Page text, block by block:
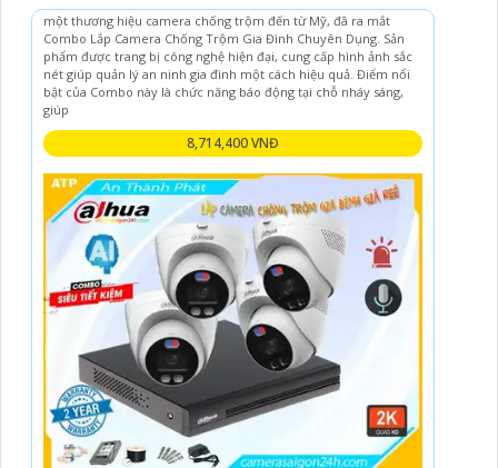
một thương hiệu camera chống trộm đến từ Mỹ, đã ra mắt
Combo Lắp Camera Chống Trộm Gia Đình Chuyên Dụng. Sản
phẩm được trang bị công nghệ hiện đại, cung cấp hình ảnh sắc
nét giúp quản lý an ninh gia đình một cách hiệu quả. Điểm nổi
bật của Combo này là chức năng báo động tại chỗ nháy sáng,
giúp
8,714,400 VNĐ